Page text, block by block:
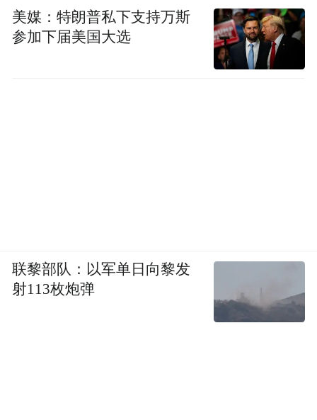
美媒：特朗普私下支持万斯
参加下届美国大选
联黎部队：以军单日向黎发
射113枚炮弹